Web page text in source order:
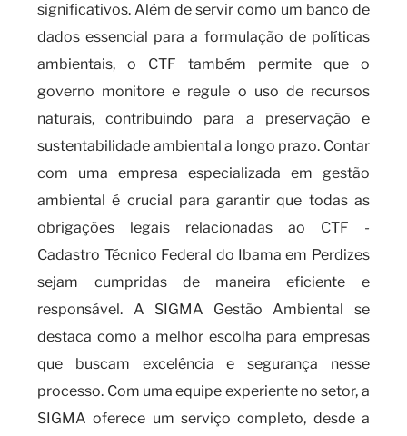
significativos. Além de servir como um banco de
dados essencial para a formulação de políticas
ambientais, o CTF também permite que o
governo monitore e regule o uso de recursos
naturais, contribuindo para a preservação e
sustentabilidade ambiental a longo prazo. Contar
com uma empresa especializada em gestão
ambiental é crucial para garantir que todas as
obrigações legais relacionadas ao CTF -
Cadastro Técnico Federal do Ibama em Perdizes
sejam cumpridas de maneira eficiente e
responsável. A SIGMA Gestão Ambiental se
destaca como a melhor escolha para empresas
que buscam excelência e segurança nesse
processo. Com uma equipe experiente no setor, a
SIGMA oferece um serviço completo, desde a